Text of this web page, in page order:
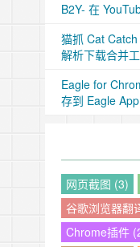
B2Y- 在
猫抓 Cat
解析下载合并
Eagle for
存到 Eagle App
网页截图 (3)
谷歌浏览器翻
Chrome插件